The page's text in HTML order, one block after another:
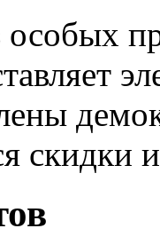
скидки